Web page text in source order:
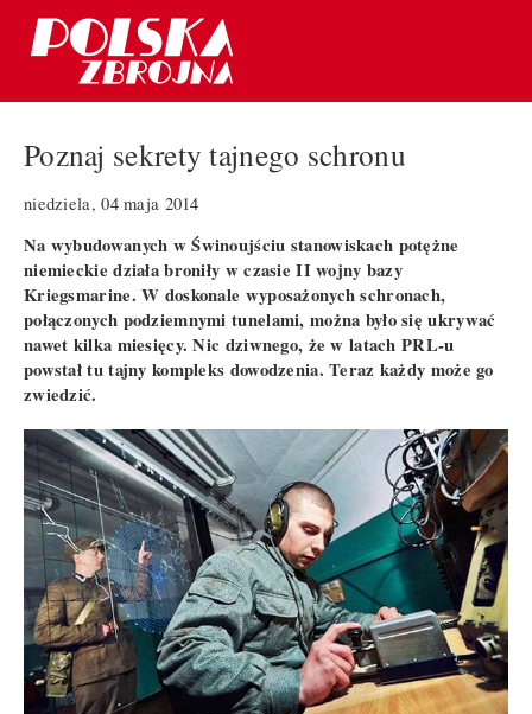
Poznaj sekrety tajnego schronu
niedziela, 04 maja 2014
Na wybudowanych w Świnoujściu stanowiskach potężne
niemieckie działa broniły w czasie II wojny bazy
Kriegsmarine. W doskonale wyposażonych schronach,
połączonych podziemnymi tunelami, można było się ukrywać
nawet kilka miesięcy. Nic dziwnego, że w latach PRL-u
powstał tu tajny kompleks dowodzenia. Teraz każdy może go
zwiedzić.